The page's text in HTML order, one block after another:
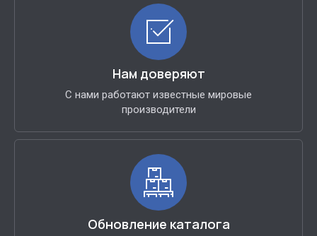
Нам доверяют
С нами работают известные мировые
производители
Обновление каталога